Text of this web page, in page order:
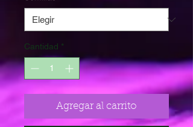
Cantidad *
Agregar al carrito